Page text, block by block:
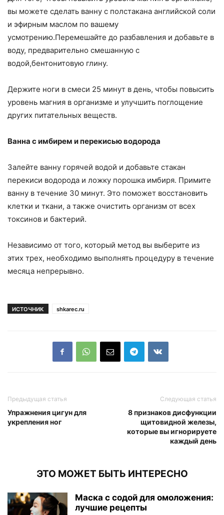
вы можете сделать ванну с полстакана английской соли
и эфирным маслом по вашему
усмотрению.Перемешайте до разбавления и добавьте в
воду, предварительно смешанную с
водой,бентонитовую глину.
Держите ноги в смеси 25 минут в день, чтобы повысить
уровень магния в организме и улучшить поглощение
других питательных веществ.
Ванна с имбирем и перекисью водорода
Залейте ванну горячей водой и добавьте стакан
перекиси водорода и ложку порошка имбиря. Примите
ванну в течение 30 минут. Это поможет восстановить
клетки и ткани, а также очистить организм от всех
токсинов и бактерий.
Независимо от того, который метод вы выберите из
этих трех, необходимо выполнять процедуру в течение
месяца непрерывно.
ИСТОЧНИК shkarec.ru
Предыдущая статья
Упражнения цигун для
укрепления ног
Следующая статья
8 признаков дисфункции
щитовидной железы,
которые вы игнорируете
каждый день
ЭТО МОЖЕТ БЫТЬ ИНТЕРЕСНО
Маска с содой для омоложения:
лучшие рецепты